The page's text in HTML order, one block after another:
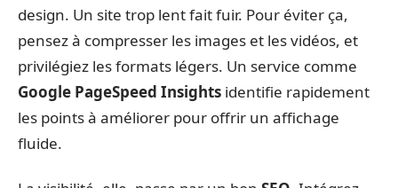
design. Un site trop lent fait fuir. Pour éviter ça,
pensez à compresser les images et les vidéos, et
privilégiez les formats légers. Un service comme
Google PageSpeed Insights identifie rapidement
les points à améliorer pour offrir un affichage
fluide.